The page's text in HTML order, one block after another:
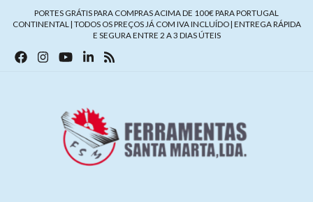
PORTES GRÁTIS PARA COMPRAS ACIMA DE 100€ PARA PORTUGAL
CONTINENTAL | TODOS OS PREÇOS JÁ COM IVA INCLUÍDO | ENTREGA RÁPIDA
E SEGURA ENTRE 2 A 3 DIAS ÚTEIS